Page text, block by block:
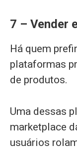
7 – Vender
Há quem
plataformas
de produtos.
Uma dessas
marketplace
usuários